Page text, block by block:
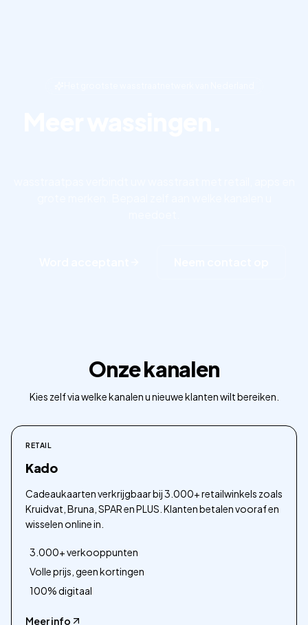
Onze kanalen
Kies zelf via welke kanalen u nieuwe klanten wilt bereiken.
RETAIL
Kado
Cadeaukaarten verkrijgbaar bij 3.000+ retailwinkels zoals
Kruidvat, Bruna, SPAR en PLUS. Klanten betalen vooraf en
wisselen online in.
3.000+ verkooppunten
Volle prijs, geen kortingen
100% digitaal
Meer info